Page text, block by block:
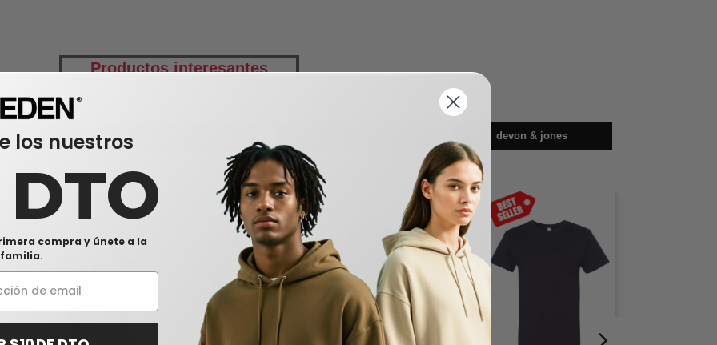
Productos interesantes
devon & jones
los nuestros
compra y únete a la
familia.